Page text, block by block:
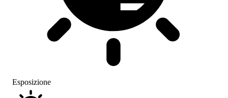
Esposizione